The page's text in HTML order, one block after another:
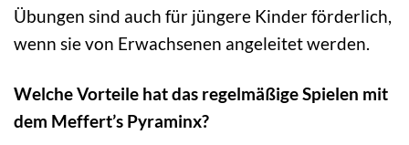
Übungen sind auch für jüngere Kinder förderlich,
wenn sie von Erwachsenen angeleitet werden.
Welche Vorteile hat das regelmäßige Spielen mit
dem Meffert’s Pyraminx?